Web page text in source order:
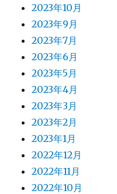
2023年10月
2023年9月
2023年7月
2023年6月
2023年5月
2023年4月
2023年3月
2023年2月
2023年1月
2022年12月
2022年11月
2022年10月